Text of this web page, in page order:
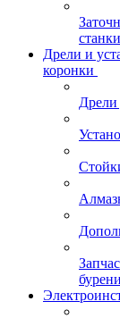
станки
Дрели и
коронки
Дрели